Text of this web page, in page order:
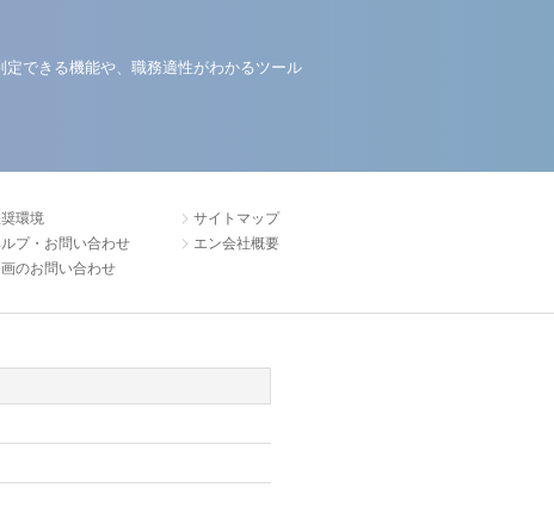
できる機能や、職務適性がわかるツール
環境
プ・お問い合わせ
のお問い合わせ
サイトマップ
エン会社概要